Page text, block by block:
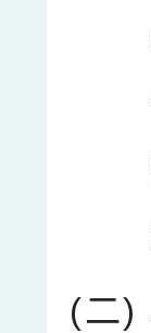
(二)